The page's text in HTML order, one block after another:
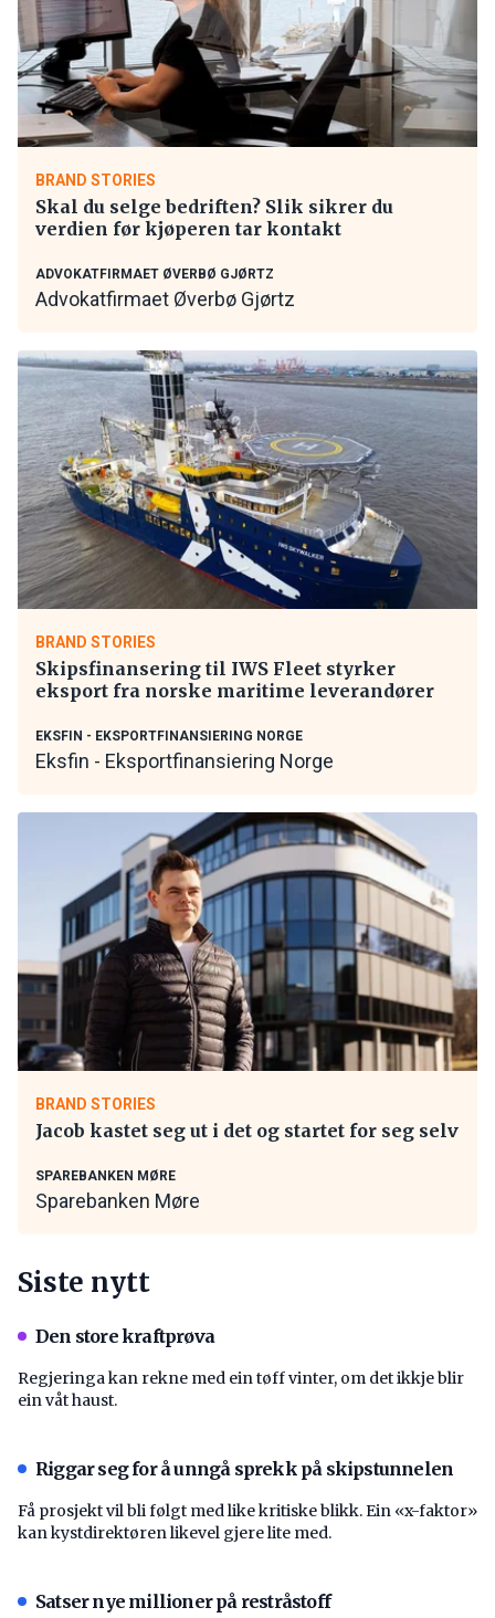
BRAND STORIES
Skal du selge bedriften? Slik sikrer du
verdien før kjøperen tar kontakt
ADVOKATFIRMAET ØVERBØ GJØRTZ
Advokatfirmaet Øverbø Gjørtz
BRAND STORIES
Skipsfinansering til IWS Fleet styrker
eksport fra norske maritime leverandører
EKSFIN - EKSPORTFINANSIERING NORGE
Eksfin - Eksportfinansiering Norge
BRAND STORIES
Jacob kastet seg ut i det og startet for seg selv
SPAREBANKEN MØRE
Sparebanken Møre
Siste nytt
Den store kraftprøva
Regjeringa kan rekne med ein tøff vinter, om det ikkje blir
ein våt haust.
Riggar seg for å unngå sprekk på skipstunnelen
Få prosjekt vil bli følgt med like kritiske blikk. Ein «x-faktor»
kan kystdirektøren likevel gjere lite med.
Satser nye millioner på restråstoff